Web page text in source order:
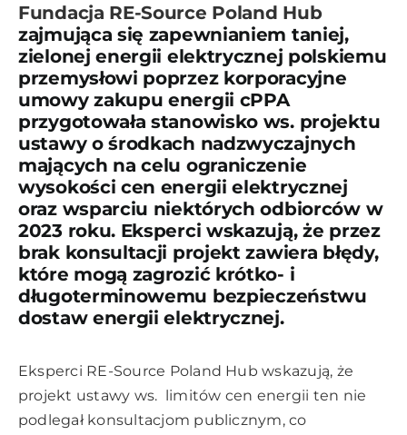
Fundacja RE-Source Poland Hub
zajmująca się zapewnianiem taniej,
zielonej energii elektrycznej polskiemu
przemysłowi poprzez korporacyjne
umowy zakupu energii cPPA
przygotowała stanowisko ws. projektu
ustawy o środkach nadzwyczajnych
mających na celu ograniczenie
wysokości cen energii elektrycznej
oraz wsparciu niektórych odbiorców w
2023 roku. Eksperci wskazują, że przez
brak konsultacji projekt zawiera błędy,
które mogą zagrozić krótko- i
długoterminowemu bezpieczeństwu
dostaw energii elektrycznej.
Eksperci RE-Source Poland Hub wskazują, że
projekt ustawy ws. limitów cen energii ten nie
podlegał konsultacjom publicznym, co